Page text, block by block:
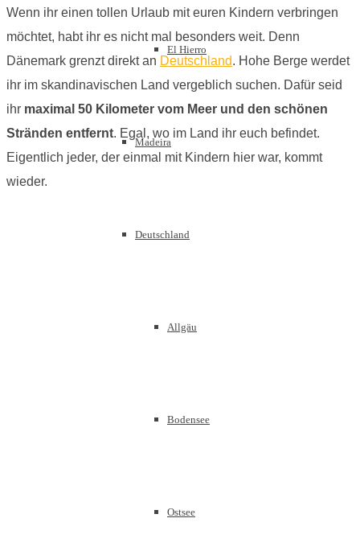
El Hierro
Madeira
Deutschland
Allgäu
Bodensee
Ostsee
Wenn ihr einen tollen Urlaub mit euren Kindern verbringen
möchtet, habt ihr es nicht mal besonders weit. Denn
Dänemark grenzt direkt an Deutschland. Hohe Berge werdet
ihr im skandinavischen Land vergeblich suchen. Dafür seid
ihr maximal 50 Kilometer vom Meer und den schönen
Stränden entfernt. Egal, wo im Land ihr euch befindet.
Eigentlich jeder, der einmal mit Kindern hier war, kommt
wieder.